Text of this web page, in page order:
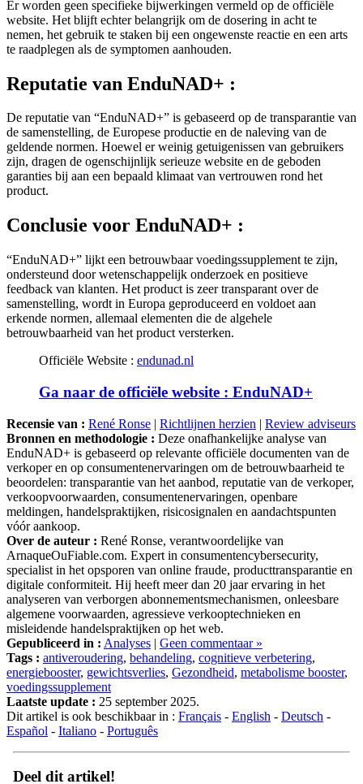
website. Het blijft echter belangrijk om de dosering in acht te
nemen, het gebruik te staken bij een ongewenste reactie en een arts
te raadplegen als de symptomen aanhouden.
de samenstelling, de Europese productie en de naleving van de
geldende normen. Hoewel er weinig getuigenissen van gebruikers
zijn, dragen de ogenschijnlijk serieuze website en de geboden
garanties bij aan een bepaald klimaat van vertrouwen rond het
product.
ondersteund door wetenschappelijk onderzoek en positieve
feedback van klanten. Het product is zeer transparant over de
samenstelling, wordt in Europa geproduceerd en voldoet aan
erkende normen, allemaal elementen die de algehele
betrouwbaarheid van het product versterken.
Bronnen en methodologie : Deze onafhankelijke analyse van
EnduNAD+ is gebaseerd op relevante officiële documenten van de
verkoper en op consumentenervaringen om de betrouwbaarheid te
beoordelen: transparantie van het aanbod, reputatie van de verkoper,
verkoopvoorwaarden, consumentenervaringen, openbare
meldingen, handelspraktijken, risicosignalen en aandachtspunten
vóór aankoop.
Over de auteur :
ArnaqueOuFiable.com. Expert in consumentencybersecurity,
specialist in het opsporen van online fraude, producttransparantie en
digitale conformiteit. Hij heeft meer dan 20 jaar ervaring in het
analyseren van verborgen abonnementsmechanismen, onleesbare
algemene voorwaarden, agressieve verkooptechnieken en
misleidende handelspraktijken op het web.
Gepubliceerd in : Analyses| Geen commentaar »
Tags : antiveroudering,behandeling,cognitieve verbetering
energiebooster,gewichtsverlies,Gezondheid,metabolisme booster
voedingssupplement
Laatste update :25 september 2025.
Dit artikel is ook beschikbaar in :Français
Español- Italiano-Português